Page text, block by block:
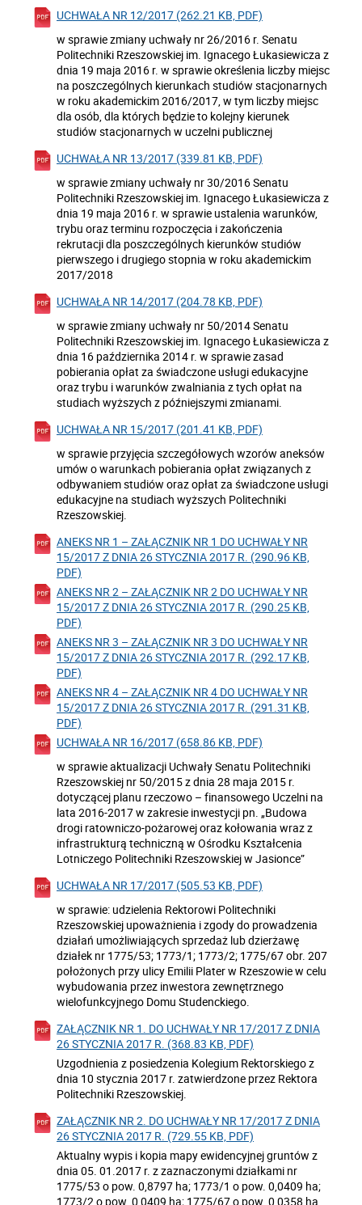
UCHWAŁA NR 12/2017 (262.21 KB, PDF)
w sprawie zmiany uchwały nr 26/2016 r. Senatu
Politechniki Rzeszowskiej im. Ignacego Łukasiewicza z
dnia 19 maja 2016 r. w sprawie określenia liczby miejsc
na poszczególnych kierunkach studiów stacjonarnych
w roku akademickim 2016/2017, w tym liczby miejsc
dla osób, dla których będzie to kolejny kierunek
studiów stacjonarnych w uczelni publicznej
UCHWAŁA NR 13/2017 (339.81 KB, PDF)
w sprawie zmiany uchwały nr 30/2016 Senatu
Politechniki Rzeszowskiej im. Ignacego Łukasiewicza z
dnia 19 maja 2016 r. w sprawie ustalenia warunków,
trybu oraz terminu rozpoczęcia i zakończenia
rekrutacji dla poszczególnych kierunków studiów
pierwszego i drugiego stopnia w roku akademickim
2017/2018
UCHWAŁA NR 14/2017 (204.78 KB, PDF)
w sprawie zmiany uchwały nr 50/2014 Senatu
Politechniki Rzeszowskiej im. Ignacego Łukasiewicza z
dnia 16 października 2014 r. w sprawie zasad
pobierania opłat za świadczone usługi edukacyjne
oraz trybu i warunków zwalniania z tych opłat na
studiach wyższych z późniejszymi zmianami.
UCHWAŁA NR 15/2017 (201.41 KB, PDF)
w sprawie przyjęcia szczegółowych wzorów aneksów
umów o warunkach pobierania opłat związanych z
odbywaniem studiów oraz opłat za świadczone usługi
edukacyjne na studiach wyższych Politechniki
Rzeszowskiej.
ANEKS NR 1 – ZAŁĄCZNIK NR 1 DO UCHWAŁY NR
15/2017 Z DNIA 26 STYCZNIA 2017 R. (290.96 KB,
PDF)
ANEKS NR 2 – ZAŁĄCZNIK NR 2 DO UCHWAŁY NR
15/2017 Z DNIA 26 STYCZNIA 2017 R. (290.25 KB,
PDF)
ANEKS NR 3 – ZAŁĄCZNIK NR 3 DO UCHWAŁY NR
15/2017 Z DNIA 26 STYCZNIA 2017 R. (292.17 KB,
PDF)
ANEKS NR 4 – ZAŁĄCZNIK NR 4 DO UCHWAŁY NR
15/2017 Z DNIA 26 STYCZNIA 2017 R. (291.31 KB,
PDF)
UCHWAŁA NR 16/2017 (658.86 KB, PDF)
w sprawie aktualizacji Uchwały Senatu Politechniki
Rzeszowskiej nr 50/2015 z dnia 28 maja 2015 r.
dotyczącej planu rzeczowo – finansowego Uczelni na
lata 2016-2017 w zakresie inwestycji pn. „Budowa
drogi ratowniczo-pożarowej oraz kołowania wraz z
infrastrukturą techniczną w Ośrodku Kształcenia
Lotniczego Politechniki Rzeszowskiej w Jasionce”
UCHWAŁA NR 17/2017 (505.53 KB, PDF)
w sprawie: udzielenia Rektorowi Politechniki
Rzeszowskiej upoważnienia i zgody do prowadzenia
działań umożliwiających sprzedaż lub dzierżawę
działek nr 1775/53; 1773/1; 1773/2; 1775/67 obr. 207
położonych przy ulicy Emilii Plater w Rzeszowie w celu
wybudowania przez inwestora zewnętrznego
wielofunkcyjnego Domu Studenckiego.
ZAŁĄCZNIK NR 1. DO UCHWAŁY NR 17/2017 Z DNIA
26 STYCZNIA 2017 R. (368.83 KB, PDF)
Uzgodnienia z posiedzenia Kolegium Rektorskiego z
dnia 10 stycznia 2017 r. zatwierdzone przez Rektora
Politechniki Rzeszowskiej.
ZAŁĄCZNIK NR 2. DO UCHWAŁY NR 17/2017 Z DNIA
26 STYCZNIA 2017 R. (729.55 KB, PDF)
Aktualny wypis i kopia mapy ewidencyjnej gruntów z
dnia 05. 01.2017 r. z zaznaczonymi działkami nr
1775/53 o pow. 0,8797 ha; 1773/1 o pow. 0,0409 ha;
1773/2 o pow. 0,0409 ha; 1775/67 o pow. 0,0358 ha